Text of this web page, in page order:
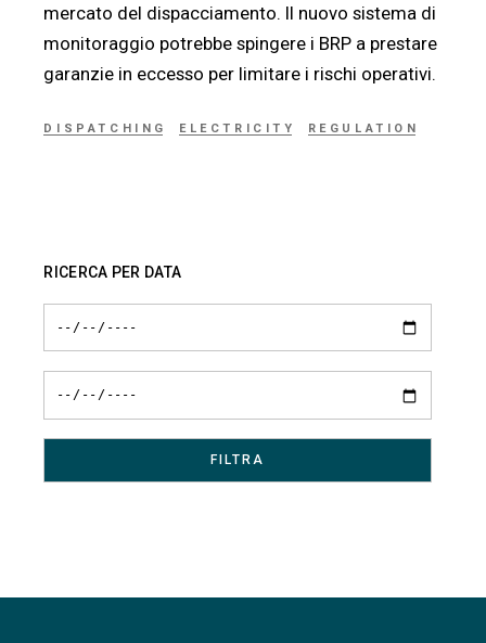
mercato del dispacciamento. Il nuovo sistema di
monitoraggio potrebbe spingere i BRP a prestare
garanzie in eccesso per limitare i rischi operativi.
DISPATCHING ELECTRICITY REGULATION
RICERCA PER DATA